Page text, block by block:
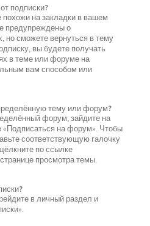
подписки?
на закладки в вашем
предупреждены о
но сможете вернуться в тему
вы будете получать
в теме или форуме на
вам способом или
тему или форум?
форум, зайдите на
«Подписаться на форум». Чтобы
соответствующую галочку
по ссылке
просмотра темы.
в личный раздел и